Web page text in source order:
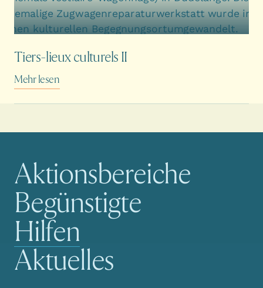
Tiers-lieux culturels II
Mehr lesen
Hauptnavigation
Aktionsbereiche
Begünstigte
Hilfen
Aktuelles